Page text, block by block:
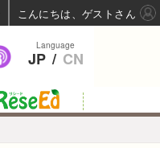
Language
JP / CN
こんにちは、ゲストさん